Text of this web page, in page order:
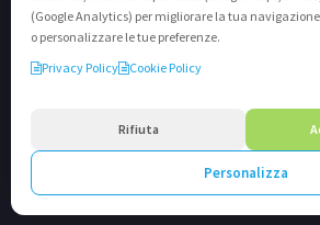
(Google Analytics) per migliorare la tua
o personalizzare le tue preferenze.
Privacy Policy
Cookie Policy
Personalizza
Rifiuta
Darfo Boario Terme (Bs) P.IVA e C.F. 02539810982 -
cap. soc. €894.900,00 i.v.